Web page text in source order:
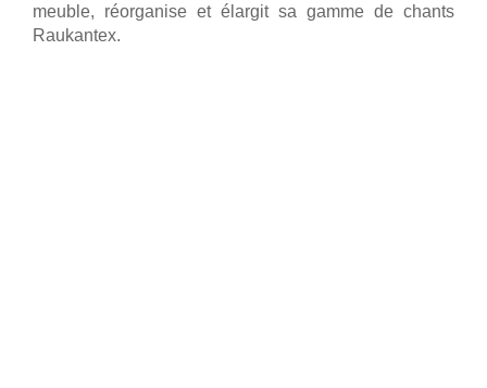
meuble, réorganise et élargit sa gamme de chants
Raukantex.